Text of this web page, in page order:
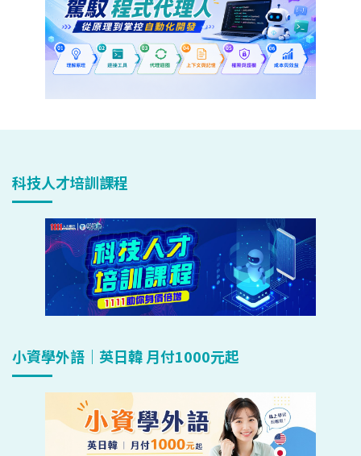
科技人才培訓課程
小資學外語｜英日韓 月付1000元起